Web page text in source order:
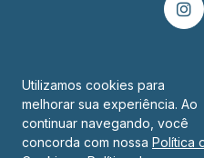

Utilizamos cookies para
melhorar sua experiência. Ao
continuar navegando, você
concorda com nossa Política